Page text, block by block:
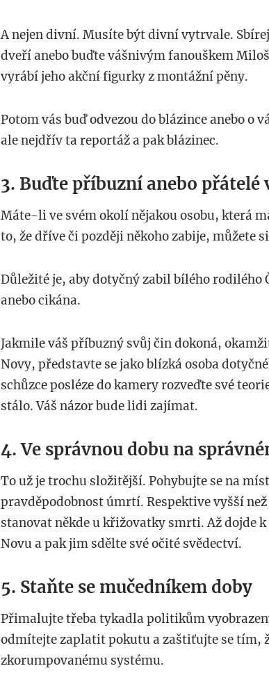
A nejen divní. Musíte být divní vytrvale.
dveří anebo buďte vášnivým fanouškem
vyrábí jeho akční figurky z montážní pěny.
Potom vás buď odvezou do blázince anebo o
ale nejdřív ta reportáž a pak blázinec.
3. Buďte příbuzní anebo přátelé
Máte-li ve svém okolí nějakou osobu, která
to, že dříve či později někoho zabije, můžete
Důležité je, aby dotyčný zabil bílého rodilého
anebo cikána.
Jakmile váš příbuzný svůj čin dokoná,
Novy, představte se jako blízká osoba
schůzce posléze do kamery rozveďte své
stálo. Váš názor bude lidi zajímat.
4. Ve správnou dobu na
To už je trochu složitější. Pohybujte se na
pravděpodobnost úmrtí. Respektive vyšší
stanovat někde u křižovatky smrti. Až dojde
Novu a pak jim sdělte své očité svědectví.
5. Staňte se mučedníkem doby
Přimalujte třeba tykadla politikům
odmítejte zaplatit pokutu a zaštiťujte se tím,
zkorumpovanému systému.